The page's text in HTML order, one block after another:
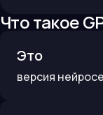
Что такое
Это
версия